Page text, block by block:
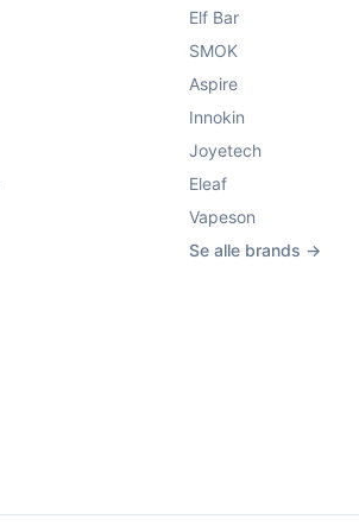
Elf Bar
SMOK
Aspire
Innokin
Joyetech
Eleaf
Vapeson
Se alle brands →